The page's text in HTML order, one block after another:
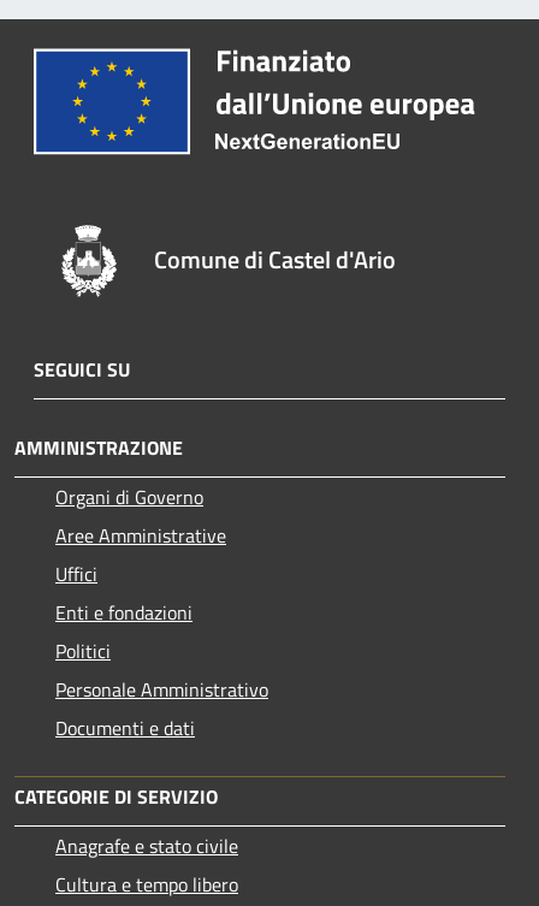
Comune di Castel d'Ario
SEGUICI SU
AMMINISTRAZIONE
Organi di Governo
Aree Amministrative
Uffici
Enti e fondazioni
Politici
Personale Amministrativo
Documenti e dati
CATEGORIE DI SERVIZIO
Anagrafe e stato civile
Cultura e tempo libero